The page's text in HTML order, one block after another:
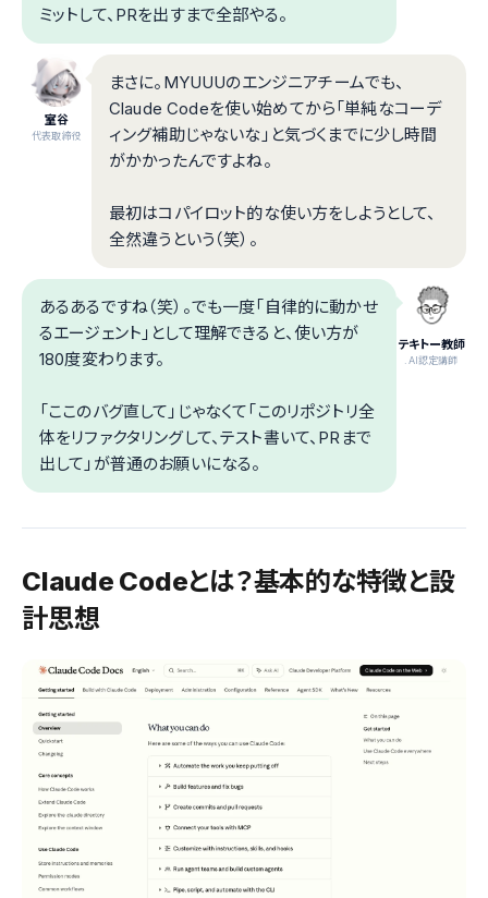
ミットして、PRを出すまで全部やる。
室谷
代表取締役
まさに。MYUUUのエンジニアチームでも、
Claude Codeを使い始めてから「単純なコーデ
ィング補助じゃないな」と気づくまでに少し時間
がかかったんですよね。
最初はコパイロット的な使い方をしようとして、
全然違うという（笑）。
テキトー教師
.AI認定講師
あるあるですね（笑）。でも一度「自律的に動かせ
るエージェント」として理解できると、使い方が
180度変わります。
「ここのバグ直して」じゃなくて「このリポジトリ全
体をリファクタリングして、テスト書いて、PRまで
出して」が普通のお願いになる。
Claude Codeとは？基本的な特徴と設
計思想